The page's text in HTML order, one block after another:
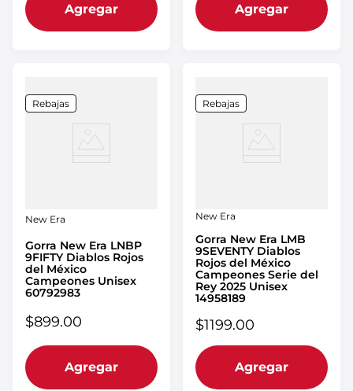
Agregar Agregar
Rebajas
New Era
Gorra New Era LNBP
9FIFTY Diablos Rojos
del México
Campeones Unisex
60792983
$899.00
Agregar
Rebajas
New Era
Gorra New Era LMB
9SEVENTY Diablos
Rojos del México
Campeones Serie del
Rey 2025 Unisex
14958189
$1199.00
Agregar